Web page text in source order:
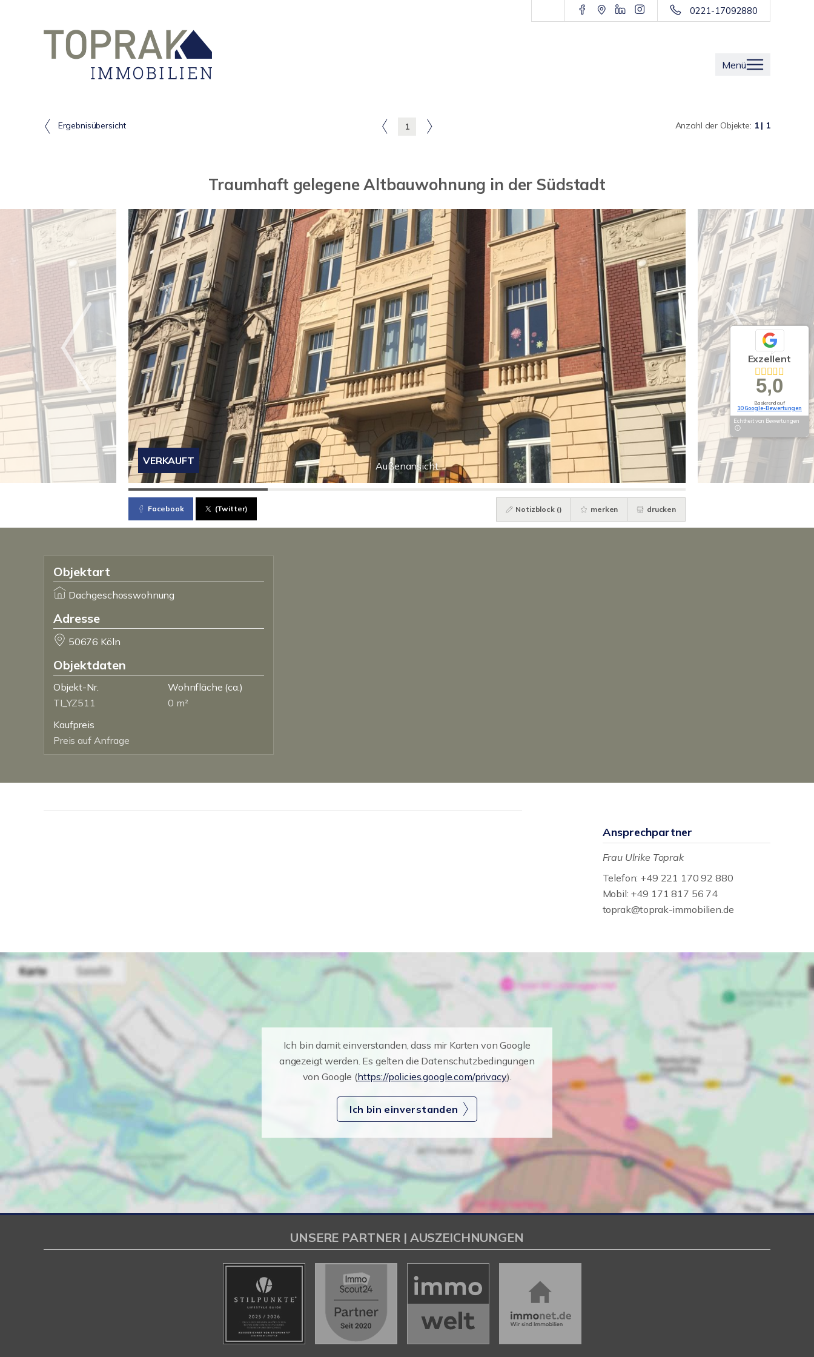
0221-17092880
Menü
Ergebnisübersicht 1 Anzahl der Objekte: 1 | 1
Traumhaft gelegene Altbauwohnung in der Südstadt
Außenansicht
VERKAUFT
Facebook (Twitter) Notizblock () merken drucken
Objektart
Dachgeschosswohnung
Adresse
50676 Köln
Objektdaten
Objekt-Nr.
TI_YZ511
Wohnfläche (ca.)
0 m²
Kaufpreis
Preis auf Anfrage
Ansprechpartner
Frau Ulrike Toprak
Telefon: +49 221 170 92 880
Mobil: +49 171 817 56 74
toprak@toprak-immobilien.de
Ich bin damit einverstanden, dass mir Karten von Google
angezeigt werden. Es gelten die Datenschutzbedingungen
von Google (https://policies.google.com/privacy).
Ich bin einverstanden
Exzellent
5,0
Basierend auf
10 Google-Bewertungen
Echtheit von Bewertungen
UNSERE PARTNER | AUSZEICHNUNGEN